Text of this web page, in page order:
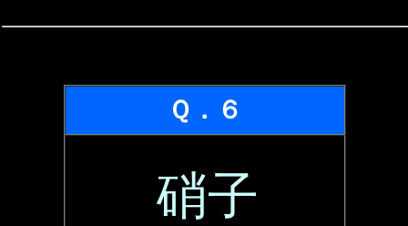
Ｑ．６
硝子